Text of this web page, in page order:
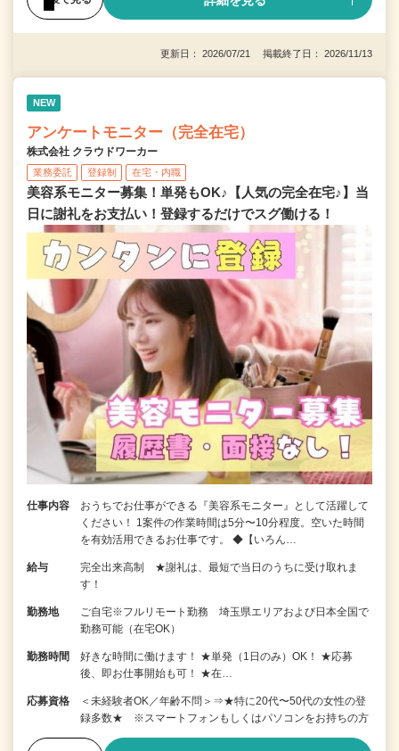
更新日： 2026/07/21 掲載終了日： 2026/11/13
NEW
アンケートモニター（完全在宅）
株式会社 クラウドワーカー
業務委託 登録制 在宅・内職
美容系モニター募集！単発もOK♪【人気の完全在宅♪】当
日に謝礼をお支払い！登録するだけでスグ働ける！
仕事内容
おうちでお仕事ができる『美容系モニター』として活躍して
ください！ 1案件の作業時間は5分〜10分程度。空いた時間
を有効活用できるお仕事です。 ◆【いろん…
給与
完全出来高制 ★謝礼は、最短で当日のうちに受け取れま
す！
勤務地
ご自宅※フルリモート勤務 埼玉県エリアおよび日本全国で
勤務可能（在宅OK）
勤務時間
好きな時間に働けます！ ★単発（1日のみ）OK！ ★応募
後、即お仕事開始も可！ ★在…
応募資格
＜未経験者OK／年齢不問＞⇒★特に20代〜50代の女性の登
録多数★ ※スマートフォンもしくはパソコンをお持ちの方